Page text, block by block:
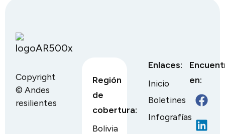
Copyright
© Andes
resilientes
Región
de
cobertura:
Bolivia
Enlaces:
Inicio
Boletines
Infografías
en: